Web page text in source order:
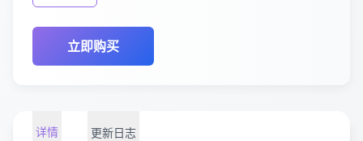
立即购买
详情 更新日志